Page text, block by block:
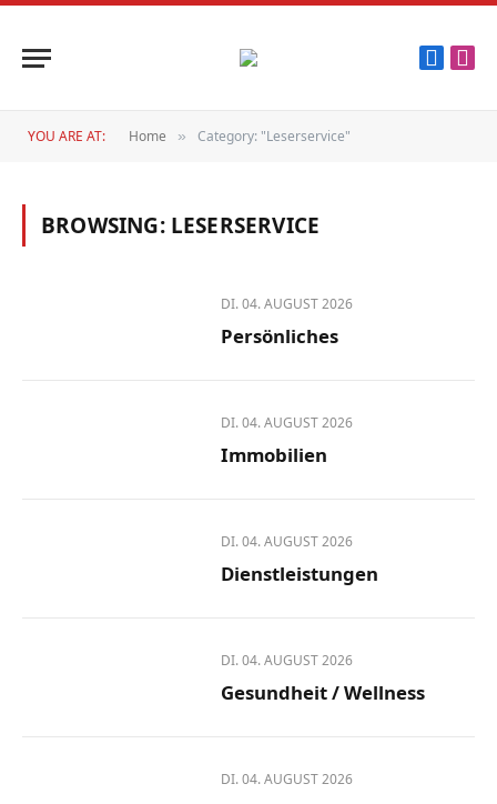
YOU ARE AT: Home » Category: "Leserservice"
BROWSING: LESERSERVICE
DI. 04. AUGUST 2026
Persönliches
DI. 04. AUGUST 2026
Immobilien
DI. 04. AUGUST 2026
Dienstleistungen
DI. 04. AUGUST 2026
Gesundheit / Wellness
DI. 04. AUGUST 2026